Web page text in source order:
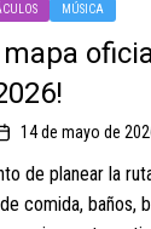
MÚSICA
mapa
14 de mayo de
de planear la
comida, baños,